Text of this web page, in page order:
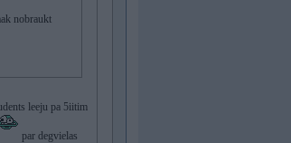
nobraukt
leeju pa 5iitim
par degvielas